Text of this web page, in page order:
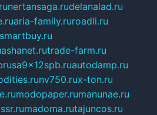
nertansaga.rudelanalad.ru
aria-family.ruroadli.ru
ashanet.rutrade-farm.ru
autodamp.ru
nv750.rux-ton.ru
modopaper.rumanunae.ru
madoma.rutajuncos.ru